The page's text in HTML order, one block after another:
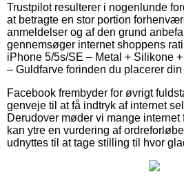
Trustpilot resulterer i nogenlunde
at betragte en stor portion
anmeldelser og af den grund
gennemsøger internet shoppens
iPhone 5/5s/SE – Metal + Silikone
– Guldfarve forinden du placerer din
Facebook frembyder for øvrigt
genveje til at få indtryk af internet
Derudover møder vi mange
kan ytre en vurdering af
udnyttes til at tage stilling til hvor